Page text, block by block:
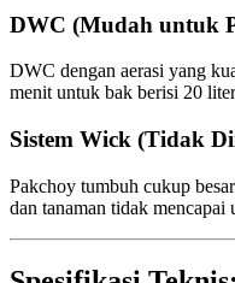
DWC (Mudah untuk
DWC dengan aerasi yang
menit untuk bak berisi 20
Sistem Wick (Tidak
Pakchoy tumbuh cukup
dan tanaman tidak mencapai